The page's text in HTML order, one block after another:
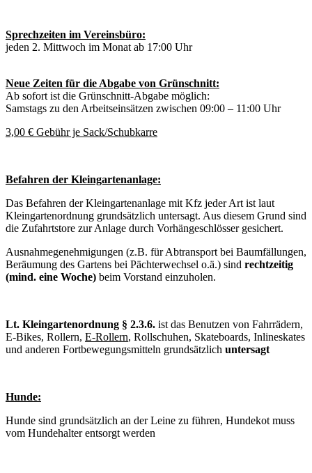
Sprechzeiten im Vereinsbüro:
jeden 2. Mittwoch im Monat ab 17:00 Uhr
Neue Zeiten für die Abgabe von Grünschnitt:
Ab sofort ist die Grünschnitt-Abgabe möglich:
Samstags zu den Arbeitseinsätzen zwischen 09:00 – 11:00 Uhr
3,00 € Gebühr je Sack/Schubkarre
Befahren der Kleingartenanlage:
Das Befahren der Kleingartenanlage mit Kfz jeder Art ist laut
Kleingartenordnung grundsätzlich untersagt. Aus diesem Grund sind
die Zufahrtstore zur Anlage durch Vorhängeschlösser gesichert.
Ausnahmegenehmigungen (z.B. für Abtransport bei Baumfällungen,
Beräumung des Gartens bei Pächterwechsel o.ä.) sind rechtzeitig
(mind. eine Woche) beim Vorstand einzuholen.
Lt. Kleingartenordnung § 2.3.6. ist das Benutzen von Fahrrädern,
E-Bikes, Rollern, E-Rollern, Rollschuhen, Skateboards, Inlineskates
und anderen Fortbewegungsmitteln grundsätzlich untersagt
Hunde:
Hunde sind grundsätzlich an der Leine zu führen, Hundekot muss
vom Hundehalter entsorgt werden